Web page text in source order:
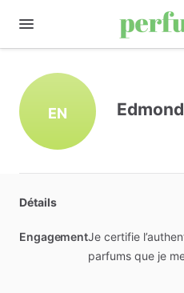
EN Edmond
Détails
EngagementJe certifie
parfums que je